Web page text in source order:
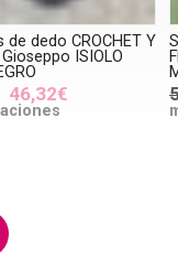
de dedo CROCHET Y
ISIOLO
46,32€